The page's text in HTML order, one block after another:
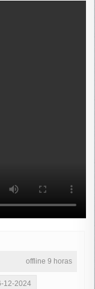
offline 9 horas
12-2024